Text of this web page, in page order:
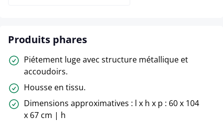
Produits phares
Piétement luge avec structure métallique et
accoudoirs.
Housse en tissu.
Dimensions approximatives : l x h x p : 60 x 104
x 67 cm | h